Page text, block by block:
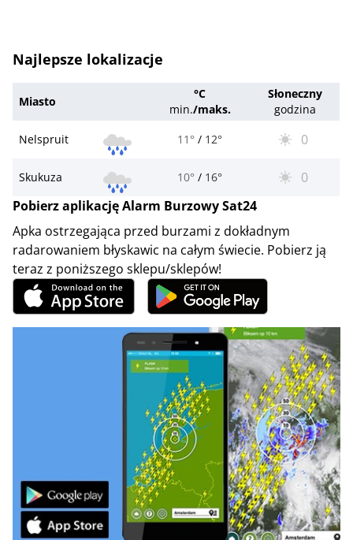
Najlepsze lokalizacje
Miasto
°C
min./maks.
Słoneczny
godzina
Nelspruit
11° / 12° 0
Skukuza 10° / 16°
0
Pobierz aplikację Alarm Burzowy Sat24
Apka ostrzegająca przed burzami z dokładnym
radarowaniem błyskawic na całym świecie. Pobierz ją
teraz z poniższego sklepu/sklepów!